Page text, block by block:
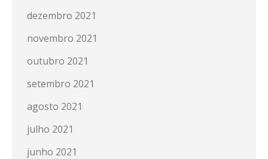
dezembro 2021
novembro 2021
outubro 2021
setembro 2021
agosto 2021
julho 2021
junho 2021